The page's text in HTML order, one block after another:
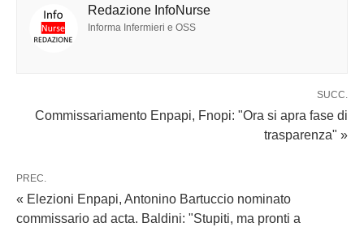
Redazione InfoNurse
Informa Infermieri e OSS
SUCC.
Commissariamento Enpapi, Fnopi: "Ora si apra fase di
trasparenza" »
PREC.
« Elezioni Enpapi, Antonino Bartuccio nominato
commissario ad acta. Baldini: "Stupiti, ma pronti a